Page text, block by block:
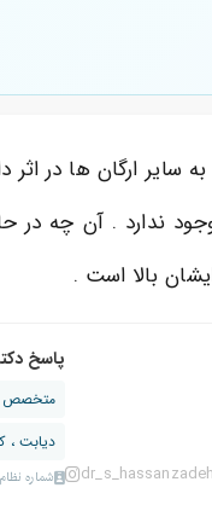
ارگان ها در اثر
ندارد . آن چه در
بالا است .
پاسخ
متخصص
دیابت ،
شماره نظام: dr_s_hassanzadeh